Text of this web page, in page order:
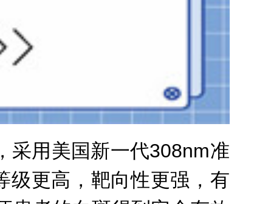
用美国新一代308nm准
级更高，靶向性更强，有